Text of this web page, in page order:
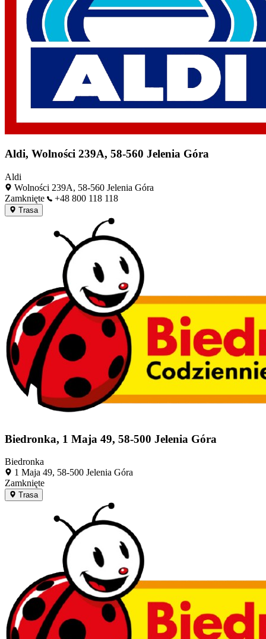
Aldi, Wolności 239A, 58-560 Jelenia Góra
Aldi
Wolności 239A, 58-560 Jelenia Góra
Zamknięte
+48 800 118 118
Trasa
Biedronka, 1 Maja 49, 58-500 Jelenia Góra
Biedronka
1 Maja 49, 58-500 Jelenia Góra
Zamknięte
Trasa